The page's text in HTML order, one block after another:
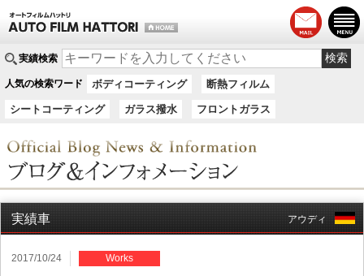
実績検索
人気の検索ワード ボディコーティング 断熱フィルム
シートコーティング ガラス撥水 フロントガラス
実績車 アウディ
2017/10/24 Works